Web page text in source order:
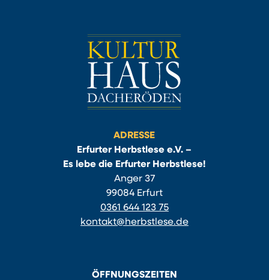
ADRESSE
Erfurter Herbstlese e.V. –
Es lebe die Erfurter Herbstlese!
Anger 37
99084 Erfurt
0361 644 123 75
kontakt@herbstlese.de
ÖFFNUNGSZEITEN